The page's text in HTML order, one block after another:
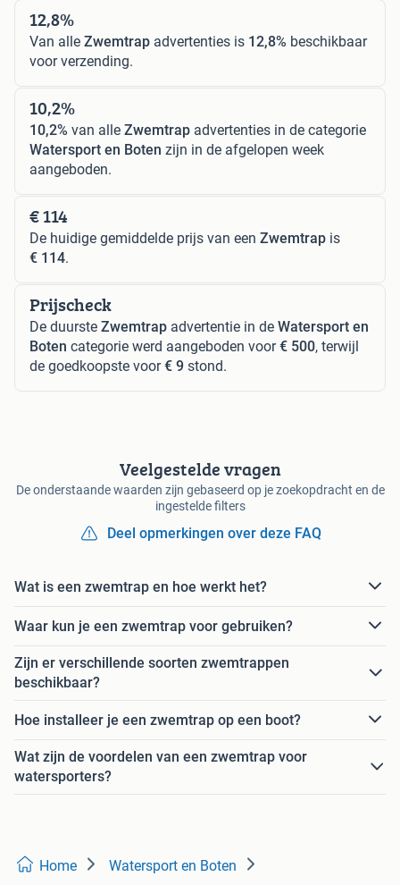
12,8%
Van alle Zwemtrap advertenties is 12,8% beschikbaar
voor verzending.
10,2%
10,2% van alle Zwemtrap advertenties in de categorie
Watersport en Boten zijn in de afgelopen week
aangeboden.
€ 114
De huidige gemiddelde prijs van een Zwemtrap is
€ 114.
Prijscheck
De duurste Zwemtrap advertentie in de Watersport en
Boten categorie werd aangeboden voor€ 500, terwijl
de goedkoopste voor€ 9 stond.
Veelgestelde vragen
De onderstaande waarden zijn gebaseerd op je zoekopdracht en de
ingestelde filters
Deel opmerkingen over deze FAQ
Wat is een zwemtrap en hoe werkt het?
Waar kun je een zwemtrap voor gebruiken?
Zijn er verschillende soorten zwemtrappen
beschikbaar?
Hoe installeer je een zwemtrap op een boot?
Wat zijn de voordelen van een zwemtrap voor
watersporters?
Home Watersport en Boten